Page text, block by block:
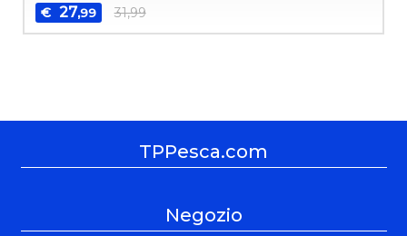
€ 27,99 31,99
TPPesca.com
Negozio